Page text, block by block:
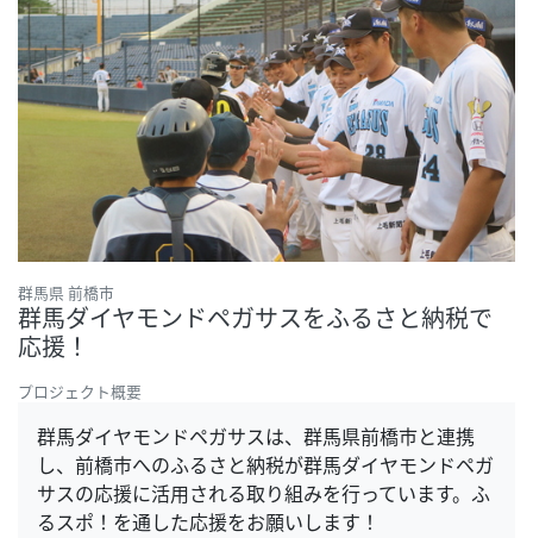
群馬県 前橋市
群馬ダイヤモンドペガサスをふるさと納税で
応援！
プロジェクト概要
群馬ダイヤモンドペガサスは、群馬県前橋市と連携
し、前橋市へのふるさと納税が群馬ダイヤモンドペガ
サスの応援に活用される取り組みを行っています。ふ
るスポ！を通した応援をお願いします！